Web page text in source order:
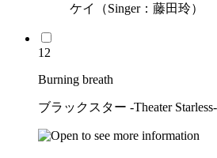
ケイ（Singer：藤田玲）
12
Burning breath
ブラックスター -Theater Starless-